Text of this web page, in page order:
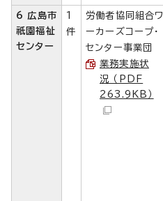
6 広島市
祇園福祉
センター
1
件
労働者協同組合ワ
ーカーズコープ・
センター事業団
業務実施状
況 （PDF
263.9KB）